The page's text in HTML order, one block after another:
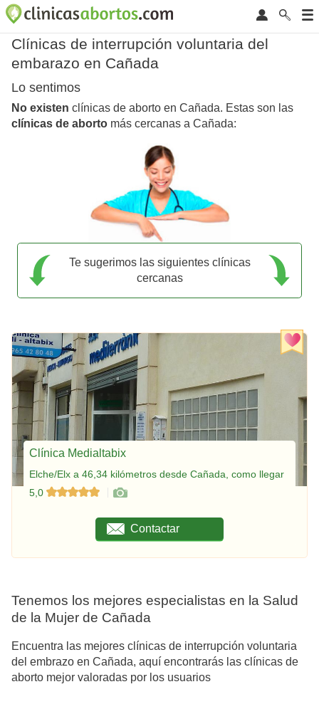
Clínicas de interrupción voluntaria del
embarazo en Cañada
Lo sentimos
No existen clínicas de aborto en Cañada. Estas son las
clínicas de aborto más cercanas a Cañada:
Te sugerimos las siguientes clínicas
cercanas
Clínica Medialtabix
Elche/Elx a 46,34 kilómetros desde Cañada, como llegar
5,0
Contactar
Tenemos los mejores especialistas en la Salud
de la Mujer de Cañada
Encuentra las mejores clínicas de interrupción voluntaria
del embrazo en Cañada, aquí encontrarás las clínicas de
aborto mejor valoradas por los usuarios